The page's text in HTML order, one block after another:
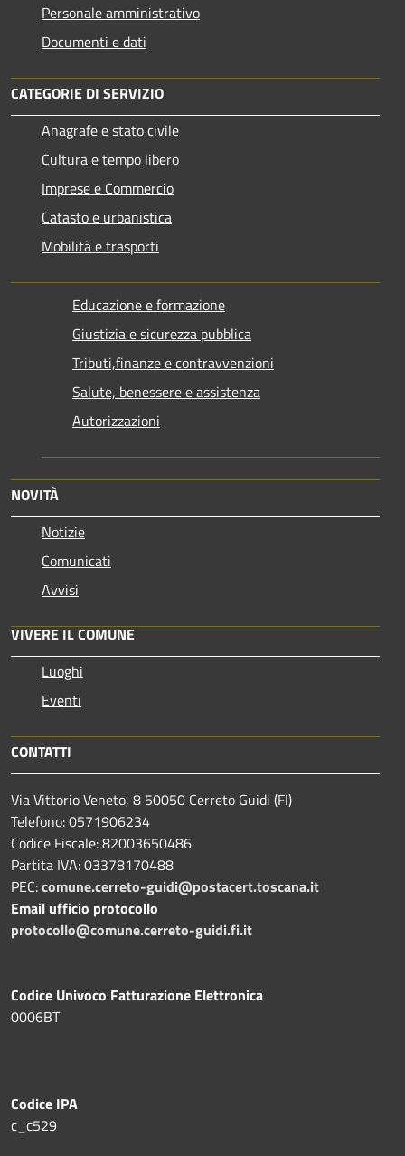
Personale amministrativo
Documenti e dati
CATEGORIE DI SERVIZIO
Anagrafe e stato civile
Cultura e tempo libero
Imprese e Commercio
Catasto e urbanistica
Mobilità e trasporti
Educazione e formazione
Giustizia e sicurezza pubblica
Tributi,finanze e contravvenzioni
Salute, benessere e assistenza
Autorizzazioni
NOVITÀ
Notizie
Comunicati
Avvisi
VIVERE IL COMUNE
Luoghi
Eventi
CONTATTI
Via Vittorio Veneto, 8 50050 Cerreto Guidi (FI)
Telefono: 0571906234
Codice Fiscale: 82003650486
Partita IVA: 03378170488
PEC:comune.cerreto-guidi@postacert.toscana.it
Email ufficio protocollo
protocollo@comune.cerreto-guidi.fi.it
Codice Univoco Fatturazione Elettronica
0006BT
Codice IPA
c_c529